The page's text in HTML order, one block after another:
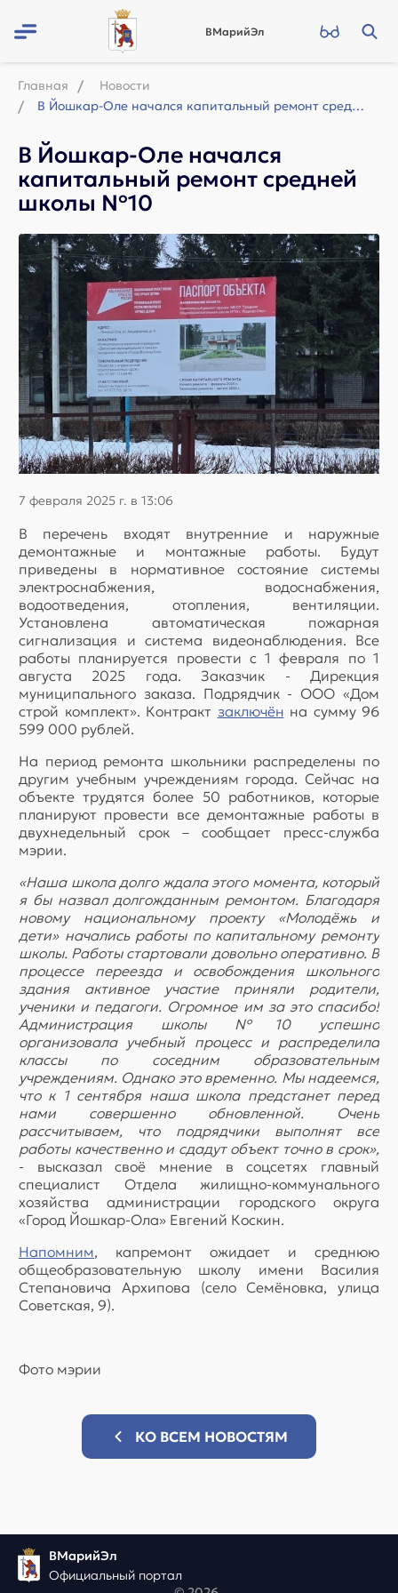
ВМарийЭл
Главная
Новости
В Йошкар-Оле начался капитальный ремонт средней школы №10
В Йошкар-Оле начался
капитальный ремонт средней
школы №10
7 февраля 2025 г. в 13:06
В перечень входят внутренние и наружные
демонтажные и монтажные работы. Будут
приведены в нормативное состояние системы
электроснабжения, водоснабжения,
водоотведения, отопления, вентиляции.
Установлена автоматическая пожарная
сигнализация и система видеонаблюдения. Все
работы планируется провести с 1 февраля по 1
августа 2025 года. Заказчик - Дирекция
муниципального заказа. Подрядчик - ООО «Дом
строй комплект». Контракт заключён на сумму 96
599 000 рублей.
На период ремонта школьники распределены по
другим учебным учреждениям города. Сейчас на
объекте трудятся более 50 работников, которые
планируют провести все демонтажные работы в
двухнедельный срок – сообщает пресс-служба
мэрии.
«Наша школа долго ждала этого момента, который
я бы назвал долгожданным ремонтом. Благодаря
новому национальному проекту «Молодёжь и
дети» начались работы по капитальному ремонту
школы. Работы стартовали довольно оперативно. В
процессе переезда и освобождения школьного
здания активное участие приняли родители,
ученики и педагоги. Огромное им за это спасибо!
Администрация школы №10 успешно
организовала учебный процесс и распределила
классы по соседним образовательным
учреждениям. Однако это временно. Мы надеемся,
что к 1 сентября наша школа предстанет перед
нами совершенно обновленной. Очень
рассчитываем, что подрядчики выполнят все
работы качественно и сдадут объект точно в срок»,
- высказал своё мнение в соцсетях главный
специалист Отдела жилищно-коммунального
хозяйства администрации городского округа
«Город Йошкар-Ола» Евгений Коскин.
Напомним, капремонт ожидает и среднюю
общеобразовательную школу имени Василия
Степановича Архипова (село Семёновка, улица
Советская, 9).
Фото мэрии
КО ВСЕМ НОВОСТЯМ
ВМарийЭл
Официальный портал